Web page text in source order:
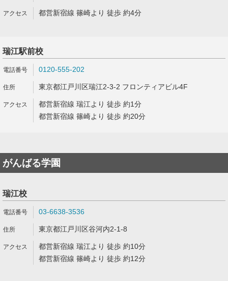
都営新宿線 篠崎より 徒歩 約4分
瑞江駅前校
0120-555-202
東京都江戸川区瑞江2-3-2 フロンティアビル4F
都営新宿線 瑞江より 徒歩 約1分
都営新宿線 篠崎より 徒歩 約20分
がんばる学園
瑞江校
03-6638-3536
東京都江戸川区谷河内2-1-8
都営新宿線 瑞江より 徒歩 約10分
都営新宿線 篠崎より 徒歩 約12分